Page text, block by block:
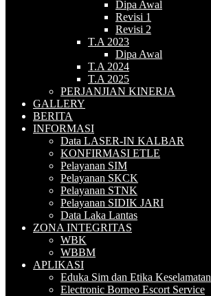
Dipa Awal
Revisi 1
Revisi 2
T.A 2023
Dipa Awal
T.A 2024
T.A 2025
PERJANJIAN KINERJA
GALLERY
BERITA
INFORMASI
Data LASER-IN KALBAR
KONFIRMASI ETLE
Pelayanan SIM
Pelayanan SKCK
Pelayanan STNK
Pelayanan SIDIK JARI
Data Laka Lantas
ZONA INTEGRITAS
WBK
WBBM
APLIKASI
Eduka Sim dan Etika Keselamatan
Electronic Borneo Escort Service